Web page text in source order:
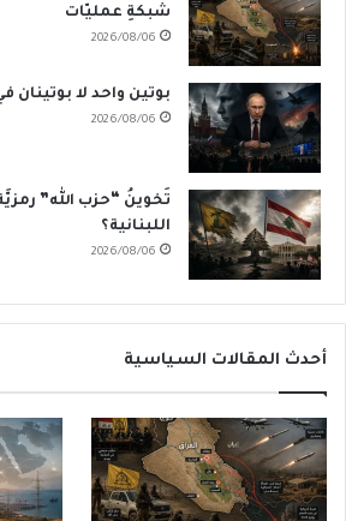
شبكةِ عمليّات
2026/08/06
بوتين واحد لا بوتينان
2026/08/06
تَخوينُ “حزب الله”
اللبنانية؟
2026/08/06
أحدث المقالات السياسية